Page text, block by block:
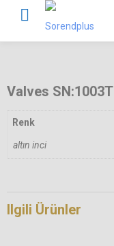
Valves SN:1003T
Renk
altın inci
Ilgili Ürünler